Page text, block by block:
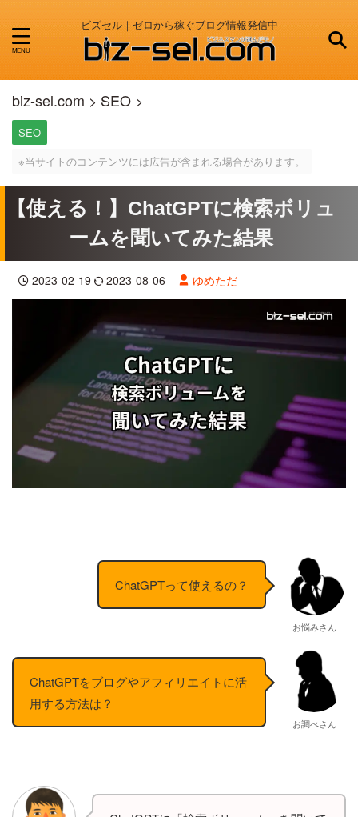
ビズセル｜ゼロから稼ぐブログ情報発信中
biz-sel.com > SEO >
SEO
※当サイトのコンテンツには広告が含まれる場合があります。
【使える！】ChatGPTに検索ボリュ
ームを聞いてみた結果
2023-02-19 2023-08-06 ゆめただ
ChatGPTって使えるの？
お悩みさん
ChatGPTをブログやアフィリエイトに活
用する方法は？
お調べさん